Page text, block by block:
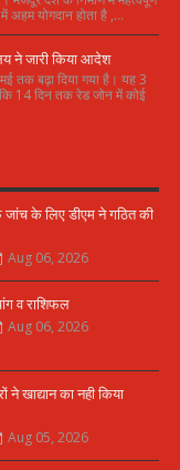
योगदान होता है ,...
ने जारी किया आदेश
तक बढ़ा दिया गया है। यह 3
14 दिन तक रेड जोन में कोई
के लिए डीएम ने गठित की
Aug 06, 2026
व राशिफल
Aug 06, 2026
खाद्यान का नही किया
Aug 05, 2026